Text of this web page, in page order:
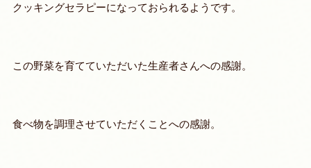
クッキングセラピーになっておられるようです。
この野菜を育てていただいた生産者さんへの感謝。
食べ物を調理させていただくことへの感謝。